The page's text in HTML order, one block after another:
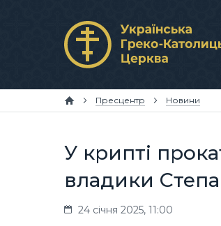
Пресцентр Новини
У крипті
владики
24 січня 2025, 11:00